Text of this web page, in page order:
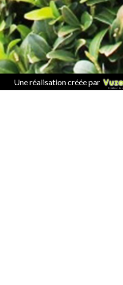
Une réalisation créée par